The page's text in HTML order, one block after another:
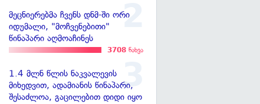
მეცნიერებმა ჩვენს დნმ-ში ორი
იდუმალი, "მოჩვენებითი"
წინაპარი აღმოაჩინეს
3708 ნახვა
1.4 მლნ წლის ნაკვალევის
მიხედვით, ადამიანის წინაპარი,
შესაძლოა, გაცილებით დიდი იყო